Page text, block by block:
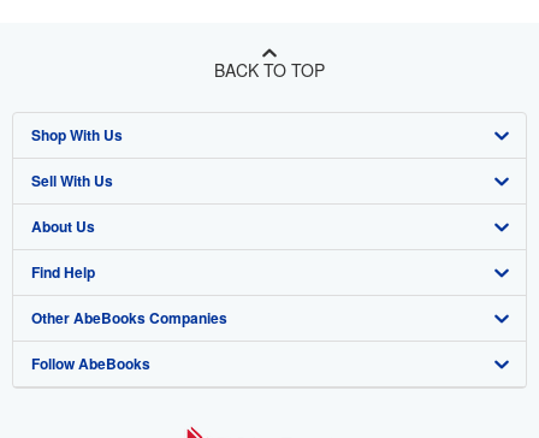
BACK TO TOP
Shop With Us
Advanced Search
Browse Collections
My Account
My Orders
View Basket
Sell With Us
Start Selling
Join Our Affiliate Program
Book Buyback
Refer a seller
About Us
About AbeBooks
Media
Careers
Find Help
Help
Customer Support
Other AbeBooks Companies
AbeBooks.co.uk
Follow AbeBooks